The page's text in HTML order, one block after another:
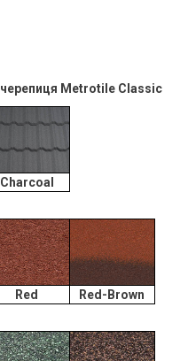
Metrotile Classic
Charcoal
Red Red-Brown